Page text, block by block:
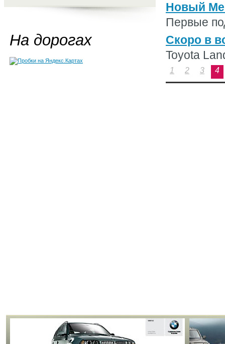
Новый
Первые
Скоро в
Toyota
1 2 3 4
На дорогах